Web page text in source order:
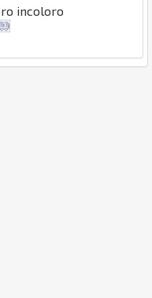
incoloro